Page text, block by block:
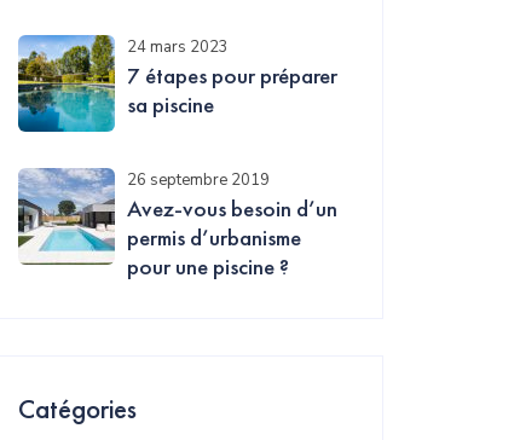
24 mars 2023
7 étapes pour préparer
sa piscine
26 septembre 2019
Avez-vous besoin d’un
permis d’urbanisme
pour une piscine ?
Catégories